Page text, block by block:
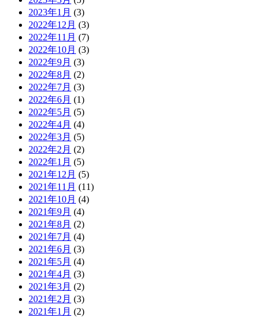
2023年1月 (3)
2022年12月 (3)
2022年11月 (7)
2022年10月 (3)
2022年9月 (3)
2022年8月 (2)
2022年7月 (3)
2022年6月 (1)
2022年5月 (5)
2022年4月 (4)
2022年3月 (5)
2022年2月 (2)
2022年1月 (5)
2021年12月 (5)
2021年11月 (11)
2021年10月 (4)
2021年9月 (4)
2021年8月 (2)
2021年7月 (4)
2021年6月 (3)
2021年5月 (4)
2021年4月 (3)
2021年3月 (2)
2021年2月 (3)
2021年1月 (2)